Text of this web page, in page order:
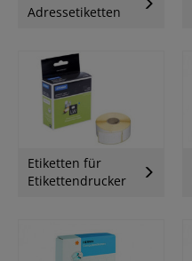
Adressetiketten
Etiketten für
Etikettendrucker